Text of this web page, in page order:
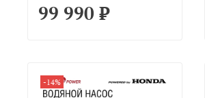
99 990 ₽
-14%